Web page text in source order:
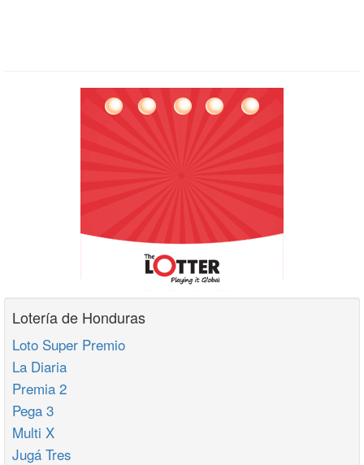
Lotería de Honduras
Loto Super Premio
La Diaria
Premia 2
Pega 3
Multi X
Jugá Tres